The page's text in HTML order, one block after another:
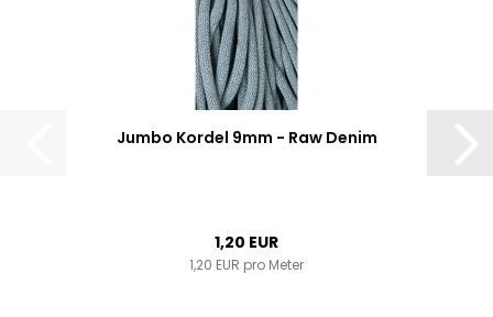
Jumbo Kordel 9mm - Raw Denim
1,20 EUR
1,20 EUR pro Meter